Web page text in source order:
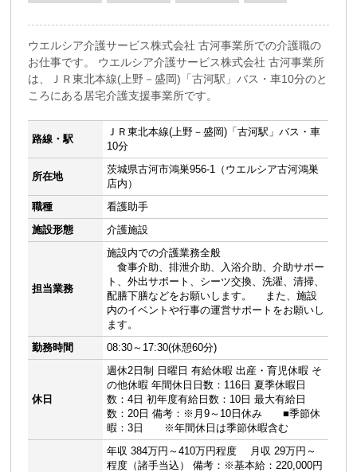
ウエルシア介護サービス株式会社 古河事業所での介護職の
お仕事です。 ウエルシア介護サービス株式会社 古河事業所
は、ＪＲ東北本線(上野－盛岡)「古河駅」バス・車10分のと
ころにある居宅介護支援事業所です。
路線・駅
ＪＲ東北本線(上野－盛岡)「古河駅」バス・車
10分
所在地
茨城県古河市鴻巣956-1（ウエルシア古河鴻巣
店内）
職種
看護助手
施設形態
介護施設
担当業務
施設内での介護業務全般
食事介助、排泄介助、入浴介助、介助サポー
ト、外出サポート、シーツ交換、洗濯、清掃、
配膳下膳などをお願いします。 また、施設
内のイベントや行事の運営サポートをお願いし
ます。
勤務時間
08:30～17:30(休憩60分)
休日
週休2日制 日曜日 有給休暇 出産・育児休暇 そ
の他休暇 年間休日日数：116日 夏季休暇日
数：4日 初年度有給日数：10日 最大有給日
数：20日 備考：※月9～10日休み ■季節休
暇：3日 ※年間休日は季節休暇含む
年収 384万円～410万円程度 月収 29万円～
程度（諸手当込） 備考：※基本給：220,000円